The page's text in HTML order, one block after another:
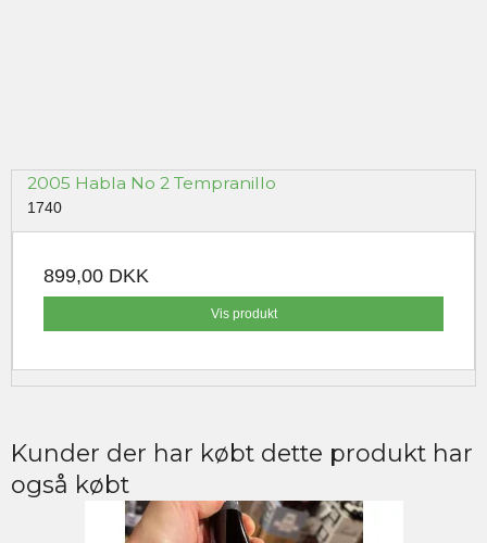
2005 Habla No 2 Tempranillo
1740
899,00 DKK
Vis produkt
Kunder der har købt dette produkt har
også købt